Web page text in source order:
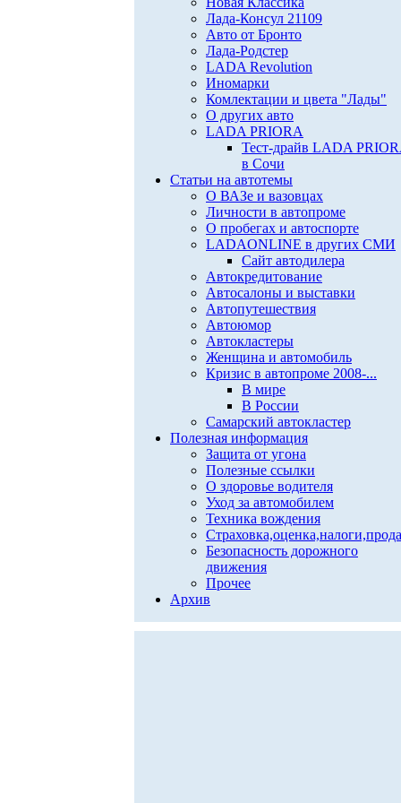
Лада-Консул 21109
Авто от Бронто
Лада-Родстер
LADA Revolution
Иномарки
Комлектации и цвета "Лады"
О других авто
LADA PRIORA
Тест-драйв LADA
в Сочи
Статьи на автотемы
О ВАЗе и вазовцах
Личности в автопроме
О пробегах и автоспорте
LADAONLINE в других СМИ
Сайт автодилера
Автокредитование
Автосалоны и выставки
Автопутешествия
Автоюмор
Автокластеры
Женщина и автомобиль
Кризис в автопроме 2008-...
В мире
В России
Самарский автокластер
Полезная информация
Защита от угона
Полезные ссылки
О здоровье водителя
Уход за автомобилем
Техника вождения
Безопасность дорожного
движения
Прочее
Архив